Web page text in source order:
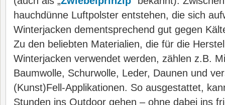
hauchdünne Luftpolster entstehen, die sich
Winterjacken dementsprechend gut gegen
Zu den beliebten Materialien, die für die
Winterjacken verwendet werden, zählen z.B.
Baumwolle, Schurwolle, Leder, Daunen und
(Kunst)Fell-Applikationen. So ausgestattet,
Stunden ins Outdoor gehen – ohne dabei ins